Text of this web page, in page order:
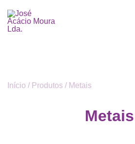
para
Início / Produtos / Metais
Metais